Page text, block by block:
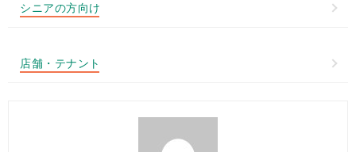
シニアの方向け
店舗・テナント